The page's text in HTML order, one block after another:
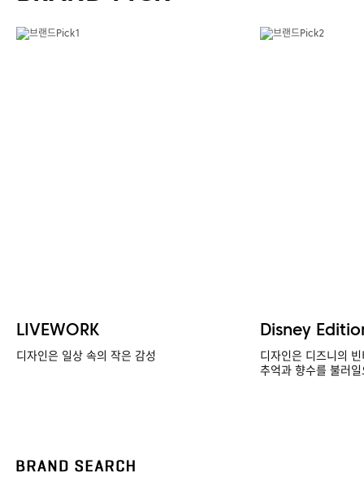
LIVEWORK
디자인은 일상 속의 작은 감성
Disney
디자인은 디즈니의
추억과 향수를 불러